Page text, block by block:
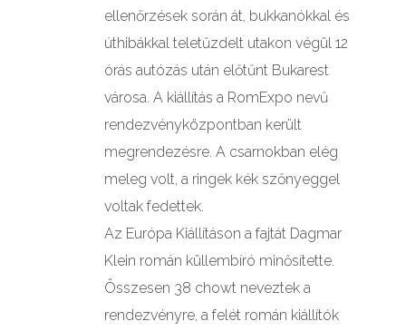
ellenőrzések során át, bukkanókkal és
úthibákkal teletűzdelt utakon végül 12
órás autózás után előtűnt Bukarest
városa. A kiállítás a RomExpo nevű
rendezvényközpontban került
megrendezésre. A csarnokban elég
meleg volt, a ringek kék szőnyeggel
voltak fedettek.
Az Európa Kiállításon a fajtát Dagmar
Klein román küllembíró minősítette.
Összesen 38 chowt neveztek a
rendezvényre, a felét román kiállítók